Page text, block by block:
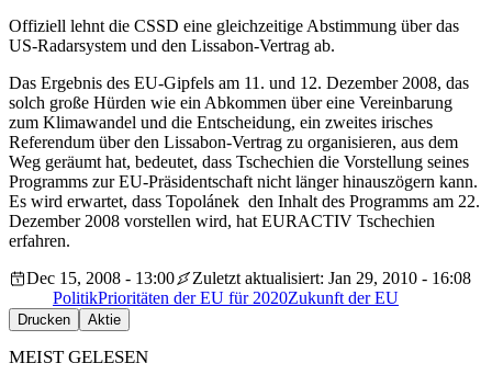
Offiziell lehnt die CSSD eine gleichzeitige Abstimmung über das
US-Radarsystem und den Lissabon-Vertrag ab.
Das Ergebnis des EU-Gipfels am 11. und 12. Dezember 2008, das
solch große Hürden wie ein Abkommen über eine Vereinbarung
zum Klimawandel und die Entscheidung, ein zweites irisches
Referendum über den Lissabon-Vertrag zu organisieren, aus dem
Weg geräumt hat, bedeutet, dass Tschechien die Vorstellung seines
Programms zur EU-Präsidentschaft nicht länger hinauszögern kann.
Es wird erwartet, dass Topolánek den Inhalt des Programms am 22.
Dezember 2008 vorstellen wird, hat EURACTIV Tschechien
erfahren.
Dec 15, 2008 - 13:00
Zuletzt aktualisiert: Jan 29, 2010 - 16:08
PolitikPrioritäten der EU für 2020Zukunft der EU
Drucken Aktie
MEIST GELESEN